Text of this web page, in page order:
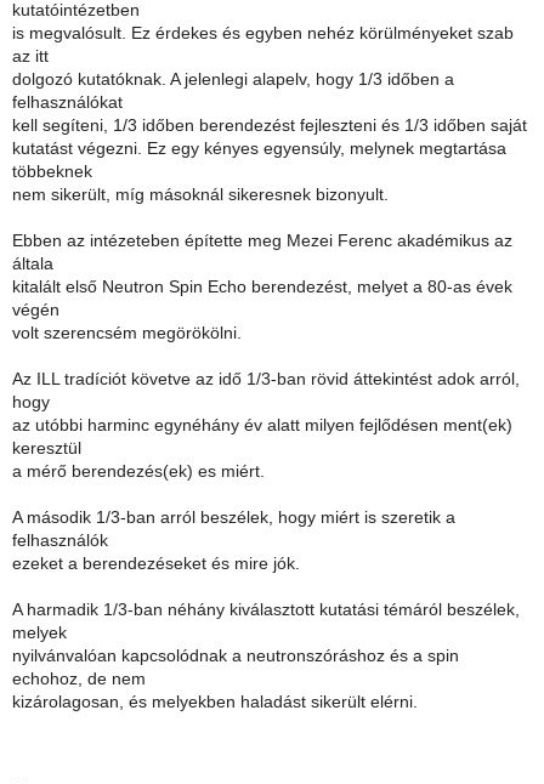
kutatóintézetben
is megvalósult. Ez érdekes és egyben nehéz körülményeket szab
az itt
dolgozó kutatóknak. A jelenlegi alapelv, hogy 1/3 időben a
felhasználókat
kell segíteni, 1/3 időben berendezést fejleszteni és 1/3 időben saját
kutatást végezni. Ez egy kényes egyensúly, melynek megtartása
többeknek
nem sikerült, míg másoknál sikeresnek bizonyult.
Ebben az intézeteben építette meg Mezei Ferenc akadémikus az
általa
kitalált első Neutron Spin Echo berendezést, melyet a 80-as évek
végén
volt szerencsém megörökölni.
Az ILL tradíciót követve az idő 1/3-ban rövid áttekintést adok arról,
hogy
az utóbbi harminc egynéhány év alatt milyen fejlődésen ment(ek)
keresztül
a mérő berendezés(ek) es miért.
A második 1/3-ban arról beszélek, hogy miért is szeretik a
felhasználók
ezeket a berendezéseket és mire jók.
A harmadik 1/3-ban néhány kiválasztott kutatási témáról beszélek,
melyek
nyilvánvalóan kapcsolódnak a neutronszóráshoz és a spin
echohoz, de nem
kizárolagosan, és melyekben haladást sikerült elérni.